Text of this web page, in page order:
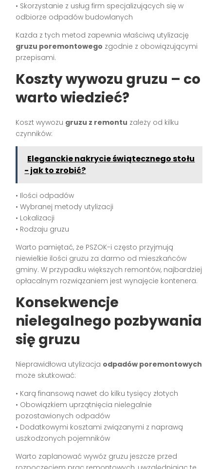
• Skorzystanie z usług firm specjalizujących się w
odbiorze odpadów budowlanych
Każda z tych metod zapewnia właściwą utylizację
gruzu poremontowego zgodnie z obowiązującymi
przepisami.
Koszty wywozu gruzu – co
warto wiedzieć?
Koszt wywozu gruzu z remontu zależy od kilku
czynników:
Eleganckie nakrycie świątecznego stołu
- jak to zrobić?
• Ilości odpadów
• Wybranej metody utylizacji
• Lokalizacji
• Rodzaju gruzu
Warto pamiętać, że PSZOK-i często przyjmują
niewielkie ilości gruzu za darmo od mieszkańców
gminy. W przypadku większych remontów, najbardziej
opłacalnym rozwiązaniem jest wynajęcie kontenera.
Konsekwencje
nielegalnego pozbywania
się gruzu
Nieprawidłowa utylizacja odpadów poremontowych
może skutkować:
• Karą finansową nawet do kilku tysięcy złotych
• Obowiązkiem uprzątnięcia nielegalnie
pozostawionych odpadów
• Dodatkowymi kosztami związanymi z naprawą
uszkodzonych pojemników
Warto zaplanować wywóz gruzu jeszcze przed